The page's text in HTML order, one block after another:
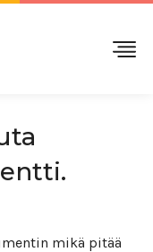
mikä pitää